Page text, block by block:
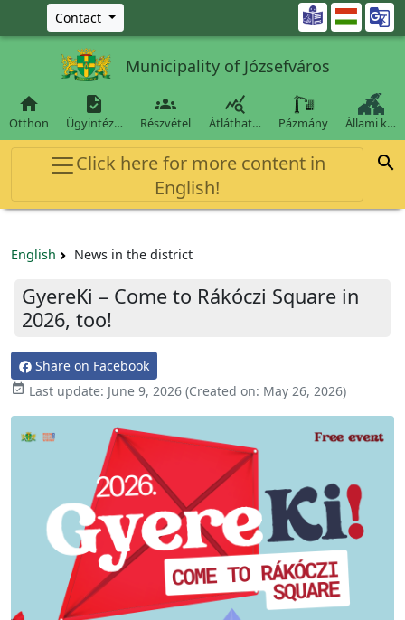
Ugrás a fő tartalomra
Contact 
Municipality of Józsefváros

Otthon

Ügyintéz…

Részvétel

Átláthat… Pázmány Állami k…
Click here for more content in
English!

English News in the district
GyereKi – Come to Rákóczi Square in
2026, too!
Share on Facebook
 Last update: June 9, 2026 (Created on: May 26, 2026)